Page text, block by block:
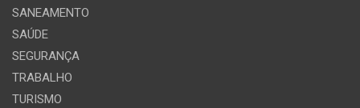
SANEAMENTO
SAÚDE
SEGURANÇA
TRABALHO
TURISMO